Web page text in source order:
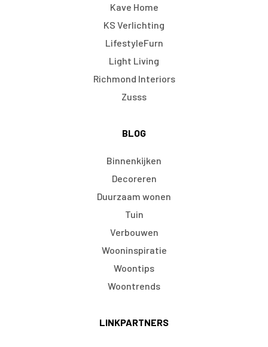
Kave Home
KS Verlichting
LifestyleFurn
Light Living
Richmond Interiors
Zusss
BLOG
Binnenkijken
Decoreren
Duurzaam wonen
Tuin
Verbouwen
Wooninspiratie
Woontips
Woontrends
LINKPARTNERS